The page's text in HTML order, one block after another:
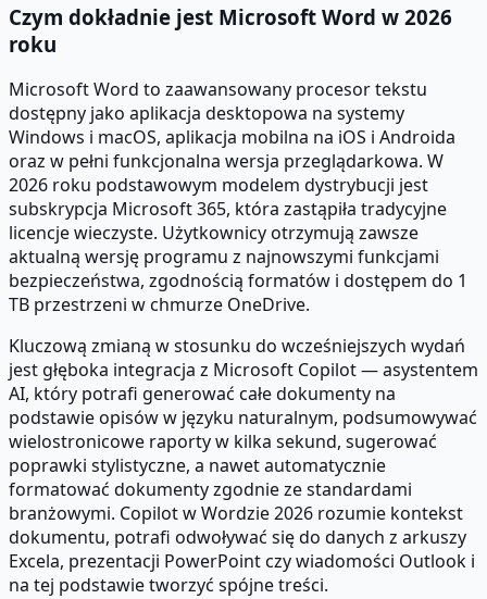
Czym dokładnie jest Microsoft Word w 2026
roku
Microsoft Word to zaawansowany procesor tekstu
dostępny jako aplikacja desktopowa na systemy
Windows i macOS, aplikacja mobilna na iOS i Androida
oraz w pełni funkcjonalna wersja przeglądarkowa. W
2026 roku podstawowym modelem dystrybucji jest
subskrypcja Microsoft 365, która zastąpiła tradycyjne
licencje wieczyste. Użytkownicy otrzymują zawsze
aktualną wersję programu z najnowszymi funkcjami
bezpieczeństwa, zgodnością formatów i dostępem do 1
TB przestrzeni w chmurze OneDrive.
Kluczową zmianą w stosunku do wcześniejszych wydań
jest głęboka integracja z Microsoft Copilot — asystentem
AI, który potrafi generować całe dokumenty na
podstawie opisów w języku naturalnym, podsumowywać
wielostronicowe raporty w kilka sekund, sugerować
poprawki stylistyczne, a nawet automatycznie
formatować dokumenty zgodnie ze standardami
branżowymi. Copilot w Wordzie 2026 rozumie kontekst
dokumentu, potrafi odwoływać się do danych z arkuszy
Excela, prezentacji PowerPoint czy wiadomości Outlook i
na tej podstawie tworzyć spójne treści.